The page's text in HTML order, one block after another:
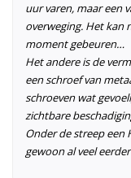
uur varen, maar een
overweging. Het kan
moment gebeuren…
Het andere is de
een schroef van
schroeven wat
zichtbare
Onder de streep een
gewoon al veel